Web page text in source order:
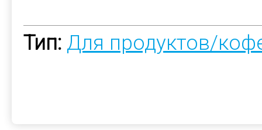
Тип: Для продуктов/